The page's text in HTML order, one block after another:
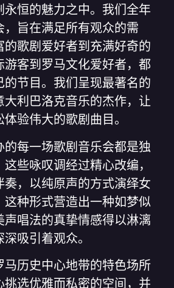
永恒的魅力之中。我们全年
，旨在满足所有观众的需
的歌剧爱好者到充满好奇的
客到罗马文化爱好者，都
的节目。我们呈现最著名的
利巴洛克音乐的杰作，让
验伟大的歌剧曲目。
的每一场歌剧音乐会都是独
些咏叹调经过精心改编，
奏，以纯原声的方式演绎女
这种形式营造出一种如梦似
声唱法的真挚情感得以淋漓
吸引着观众。
马历史中心地带的特色场所
选优雅而私密的空间，并